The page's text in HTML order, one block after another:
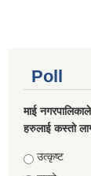
Poll
माई
हरुलाई कस्तो
Choices
उत्कृष्ट